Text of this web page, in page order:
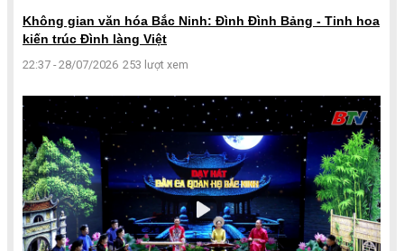
Không gian văn hóa Bắc Ninh: Đình Đình Bảng - Tinh hoa
kiến trúc Đình làng Việt
22:37 - 28/07/2026 253 lượt xem